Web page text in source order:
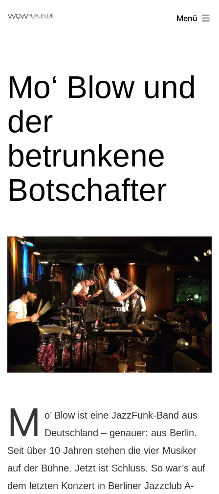
Reiseblog
Menü
Mo‘ Blow und
der
betrunkene
Botschafter
M
o’ Blow ist eine JazzFunk-Band aus
Deutschland – genauer: aus Berlin.
Seit über 10 Jahren stehen die vier Musiker
auf der Bühne. Jetzt ist Schluss. So war’s auf
dem letzten Konzert in Berliner Jazzclub A-